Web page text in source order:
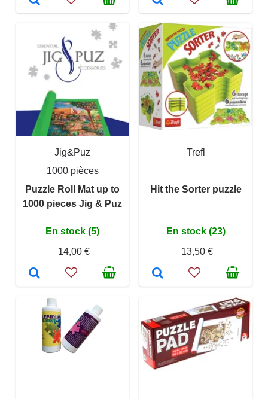
Jig&Puz
1000 pièces
Puzzle Roll Mat up to
1000 pieces Jig & Puz
En stock (5)
14,00 €
Trefl
Hit the Sorter puzzle
En stock (23)
13,50 €